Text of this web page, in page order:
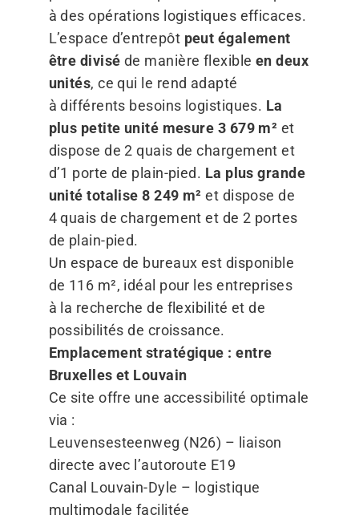
à des opérations logistiques efficaces.
L’espace d’entrepôt peut également
être divisé de manière flexible en deux
unités, ce qui le rend adapté
à différents besoins logistiques. La
plus petite unité mesure 3 679 m² et
dispose de 2 quais de chargement et
d’1 porte de plain-pied. La plus grande
unité totalise 8 249 m² et dispose de
4 quais de chargement et de 2 portes
de plain-pied.
Un espace de bureaux est disponible
de 116 m², idéal pour les entreprises
à la recherche de flexibilité et de
possibilités de croissance.
Emplacement stratégique : entre
Bruxelles et Louvain
Ce site offre une accessibilité optimale
via :
Leuvensesteenweg (N26) – liaison
directe avec l’autoroute E19
Canal Louvain-Dyle – logistique
multimodale facilitée